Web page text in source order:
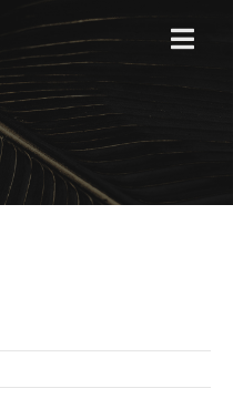
MENU